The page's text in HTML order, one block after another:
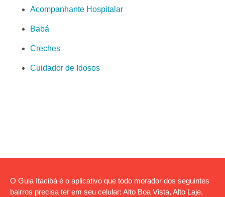
Acompanhante Hospitalar
Babá
Creches
Cuidador de Idosos
O Guia Itacibá é o aplicativo que todo morador dos seguintes
bairros precisa ter em seu celular: Alto Boa Vista, Alto Laje,